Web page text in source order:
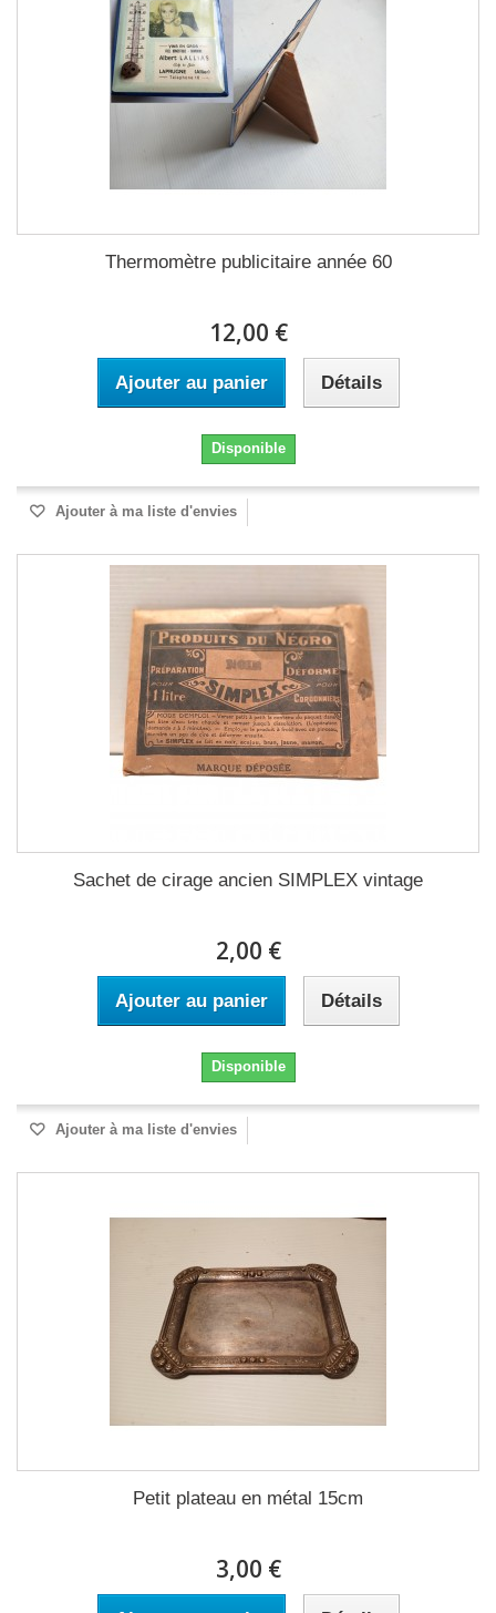
Thermomètre publicitaire année 60
12,00 €
Ajouter au panier Détails
Disponible
Ajouter à ma liste d'envies
Sachet de cirage ancien SIMPLEX vintage
2,00 €
Ajouter au panier Détails
Disponible
Ajouter à ma liste d'envies
Petit plateau en métal 15cm
3,00 €